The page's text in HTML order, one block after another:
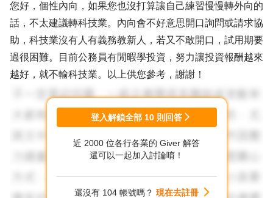
您好，個性內向，如果您也沒打算讓自己練習慢慢轉外向的
話，不太建議轉科技業。內向會不好意思開口詢問或請求協
助，科技業沒有人有義務教新人，若又不敢開口，試用期要
過很困難。目前公務員有閒暇學投資，努力讓投資報酬越來
越好，就不輸科技業。以上供您參考，謝謝！
登入解鎖全部 10 則回答
近 2000 位各行各業的 Giver 解答
還可以一起加入討論唷！
還沒有 104 帳號嗎？ 現在去註冊